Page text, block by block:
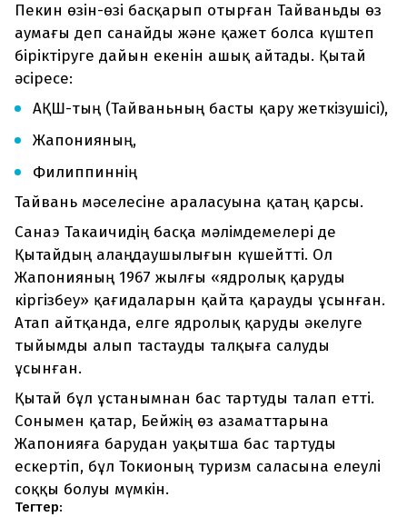
Пекин өзін-өзі басқарып отырған Тайваньды өз
аумағы деп санайды және қажет болса күштеп
біріктіруге дайын екенін ашық айтады. Қытай
әсіресе:
АҚШ-тың (Тайваньның басты қару жеткізушісі),
Жапонияның,
Филиппиннің
Тайвань мәселесіне араласуына қатаң қарсы.
Санаэ Такаичидің басқа мәлімдемелері де
Қытайдың алаңдаушылығын күшейтті. Ол
Жапонияның 1967 жылғы «ядролық қаруды
кіргізбеу» қағидаларын қайта қарауды ұсынған.
Атап айтқанда, елге ядролық қаруды әкелуге
тыйымды алып тастауды талқыға салуды
ұсынған.
Қытай бұл ұстанымнан бас тартуды талап етті.
Сонымен қатар, Бейжің өз азаматтарына
Жапонияға барудан уақытша бас тартуды
ескертіп, бұл Токионың туризм саласына елеулі
соққы болуы мүмкін.
Тегтер: